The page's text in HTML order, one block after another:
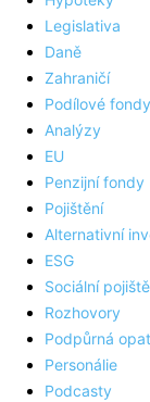
Legislativa
Daně
Zahraničí
Podílové fondy
Analýzy
EU
Penzijní fondy
Pojištění
Alternativní
ESG
Sociální
Rozhovory
Podpůrná
Personálie
Podcasty